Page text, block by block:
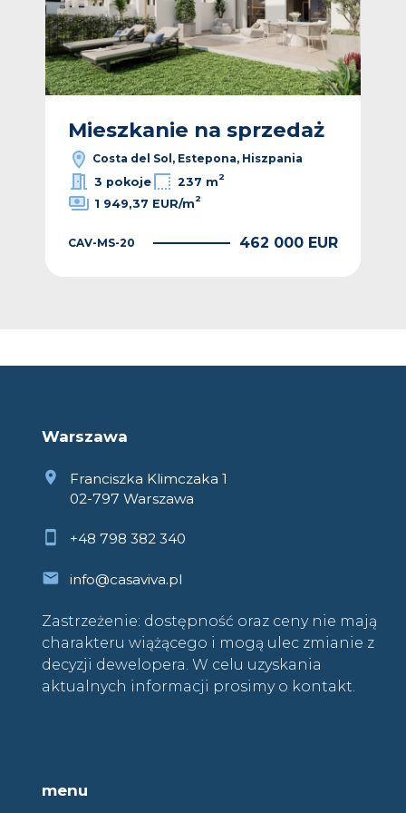
Mieszkanie na sprzedaż
Costa del Sol, Estepona, Hiszpania
3 pokoje
237 m2
1 949,37 EUR/m2
CAV-MS-20 462 000 EUR
Warszawa
Franciszka Klimczaka 1
02-797 Warszawa
+48 798 382 340
info@casaviva.pl
Zastrzeżenie: dostępność oraz ceny nie mają
charakteru wiążącego i mogą ulec zmianie z
decyzji dewelopera. W celu uzyskania
aktualnych informacji prosimy o kontakt.
menu